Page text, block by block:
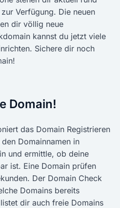
Verfügung. Die neuen
dir völlig neue
kannst du jetzt viele
Sichere dir noch
Domain!
das Domain Registrieren
Domainnamen in
und ermittle, ob deine
ist. Eine Domain prüfen
Der Domain Check
Domains bereits
dir auch freie Domains